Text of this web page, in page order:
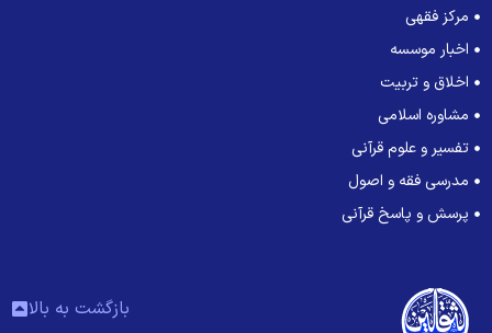
مرکز فقهی
اخبار موسسه
اخلاق و تربیت
مشاوره اسلامی
تفسیر و علوم قرآنی
مدرسی فقه و اصول
پرسش و پاسخ قرآنی
بازگشت به بالا